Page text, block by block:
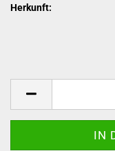
Herkunft: